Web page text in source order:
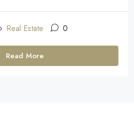
Real Estate 0
Read More